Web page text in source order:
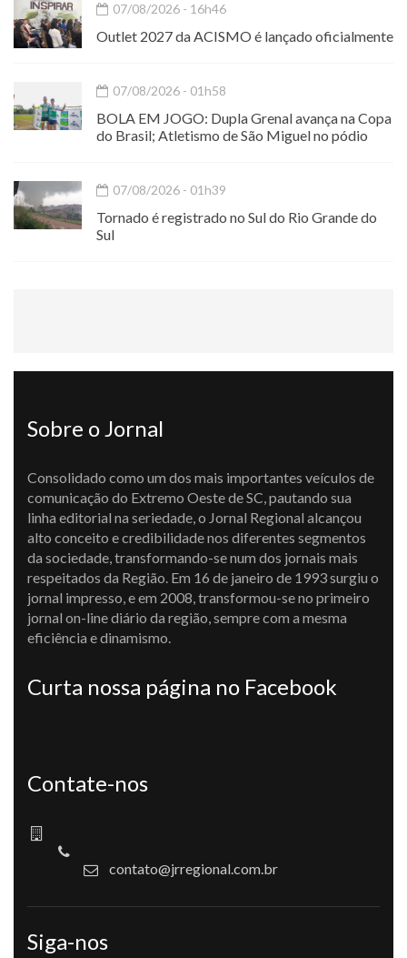
07/08/2026 - 16h46
Outlet 2027 da ACISMO é lançado oficialmente
07/08/2026 - 01h58
BOLA EM JOGO: Dupla Grenal avança na Copa
do Brasil; Atletismo de São Miguel no pódio
07/08/2026 - 01h39
Tornado é registrado no Sul do Rio Grande do
Sul
Sobre o Jornal
Consolidado como um dos mais importantes veículos de
comunicação do Extremo Oeste de SC, pautando sua
linha editorial na seriedade, o Jornal Regional alcançou
alto conceito e credibilidade nos diferentes segmentos
da sociedade, transformando-se num dos jornais mais
respeitados da Região. Em 16 de janeiro de 1993 surgiu o
jornal impresso, e em 2008, transformou-se no primeiro
jornal on-line diário da região, sempre com a mesma
eficiência e dinamismo.
Curta nossa página no Facebook
Contate-nos
contato@jrregional.com.br
Siga-nos